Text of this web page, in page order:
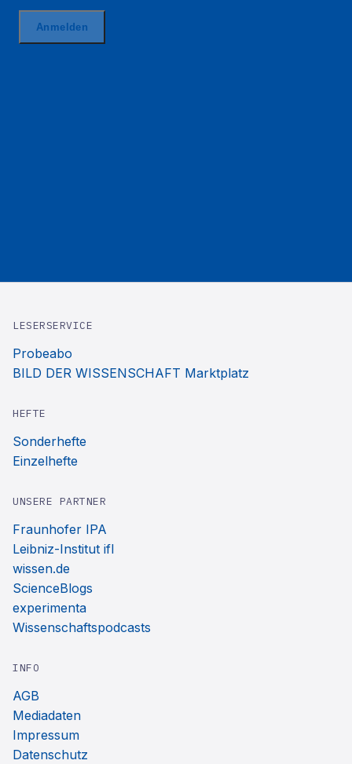
LESERSERVICE
Probeabo
BILD DER WISSENSCHAFT Marktplatz
HEFTE
Sonderhefte
Einzelhefte
UNSERE PARTNER
Fraunhofer IPA
Leibniz-Institut ifl
wissen.de
ScienceBlogs
experimenta
Wissenschaftspodcasts
INFO
AGB
Mediadaten
Impressum
Datenschutz